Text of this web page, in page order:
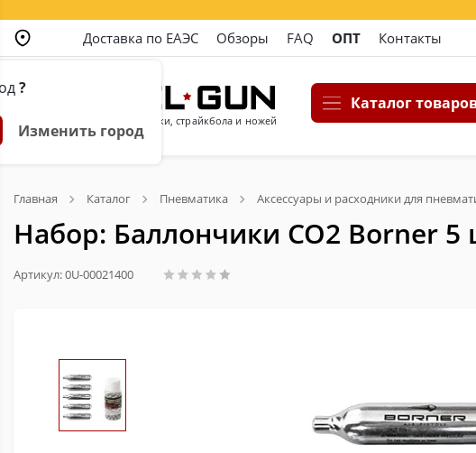
?
Изменить город
Доставка по ЕАЭС Обзоры FAQ ОПТ Контакты
Магазин пневматики, страйкбола и ножей
Каталог
Главная Каталог Пневматика Аксессуары и расходники для
Набор: Баллончики CO2 Borner
Артикул: 0U-00021400